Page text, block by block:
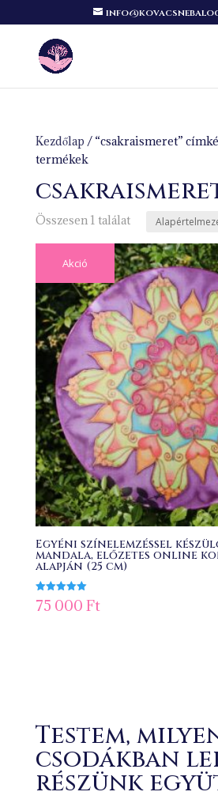
Kezdőlap / “csakraismeret”
termékek
Összesen 1 találat
Akció
Egyéni színelemzéssel
mandala, előzetes online
alapján (25 cm)
Értékelés:
5.00
75 000 Ft
Testem,
csodákban
részünk